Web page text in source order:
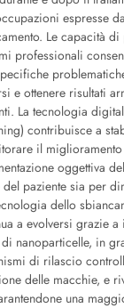
espresse
Le capacità di
professionali
e ottenere risultati
La tecnologia
contribuisce a
il
oggettiva
del paziente sia per
dello
a evolversi grazie
nanoparticelle, in
di rilascio
delle macchie, e
una